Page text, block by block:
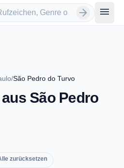
arrow_forward menu
/São Pedro do Turvo
São Pedro
zurücksetzen